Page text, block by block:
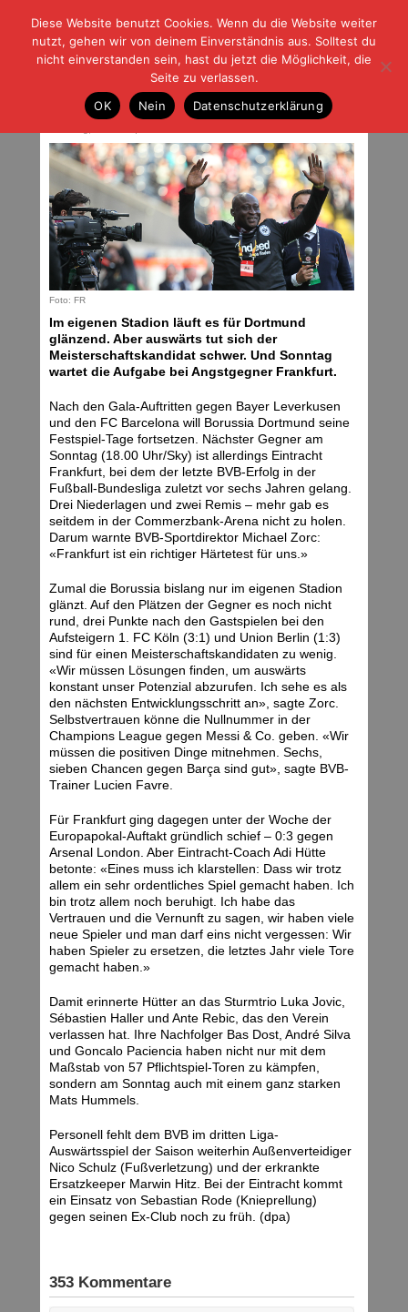
| | |BLOG-GFußball und der Rest
HOME|REGELN|IMPRESSUM |DATENSCHUTZ
BVB mit fünf sieglosen Spielen am
Main
Foto: FR
Im eigenen Stadion läuft es für Dortmund
glänzend. Aber auswärts tut sich der
Meisterschaftskandidat schwer. Und Sonntag
wartet die Aufgabe bei Angstgegner Frankfurt.
Nach den Gala-Auftritten gegen Bayer Leverkusen
und den FC Barcelona will Borussia Dortmund seine
Festspiel-Tage fortsetzen. Nächster Gegner am
Sonntag (18.00 Uhr/Sky) ist allerdings Eintracht
Frankfurt, bei dem der letzte BVB-Erfolg in der
Fußball-Bundesliga zuletzt vor sechs Jahren gelang.
Drei Niederlagen und zwei Remis – mehr gab es
seitdem in der Commerzbank-Arena nicht zu holen.
Darum warnte BVB-Sportdirektor Michael Zorc:
«Frankfurt ist ein richtiger Härtetest für uns.»
Zumal die Borussia bislang nur im eigenen Stadion
glänzt. Auf den Plätzen der Gegner es noch nicht
rund, drei Punkte nach den Gastspielen bei den
Aufsteigern 1. FC Köln (3:1) und Union Berlin (1:3)
sind für einen Meisterschaftskandidaten zu wenig.
«Wir müssen Lösungen finden, um auswärts
konstant unser Potenzial abzurufen. Ich sehe es als
den nächsten Entwicklungsschritt an», sagte Zorc.
Selbstvertrauen könne die Nullnummer in der
Champions League gegen Messi & Co. geben. «Wir
müssen die positiven Dinge mitnehmen. Sechs,
sieben Chancen gegen Barça sind gut», sagte BVB-
Trainer Lucien Favre.
Für Frankfurt ging dagegen unter der Woche der
Europapokal-Auftakt gründlich schief – 0:3 gegen
Arsenal London. Aber Eintracht-Coach Adi Hütte
betonte: «Eines muss ich klarstellen: Dass wir trotz
allem ein sehr ordentliches Spiel gemacht haben. Ich
bin trotz allem noch beruhigt. Ich habe das
Vertrauen und die Vernunft zu sagen, wir haben viele
neue Spieler und man darf eins nicht vergessen: Wir
haben Spieler zu ersetzen, die letztes Jahr viele Tore
gemacht haben.»
Damit erinnerte Hütter an das Sturmtrio Luka Jovic,
Sébastien Haller und Ante Rebic, das den Verein
verlassen hat. Ihre Nachfolger Bas Dost, André Silva
und Goncalo Paciencia haben nicht nur mit dem
Maßstab von 57 Pflichtspiel-Toren zu kämpfen,
sondern am Sonntag auch mit einem ganz starken
Mats Hummels.
Personell fehlt dem BVB im dritten Liga-
Auswärtsspiel der Saison weiterhin Außenverteidiger
Nico Schulz (Fußverletzung) und der erkrankte
Ersatzkeeper Marwin Hitz. Bei der Eintracht kommt
ein Einsatz von Sebastian Rode (Knieprellung)
gegen seinen Ex-Club noch zu früh. (dpa)
353 Kommentare
Diese Website benutzt Cookies. Wenn du die Website weiter
nutzt, gehen wir von deinem Einverständnis aus. Solltest du
nicht einverstanden sein, hast du jetzt die Möglichkeit, die
Seite zu verlassen.
OK
Nein Datenschutzerklärung